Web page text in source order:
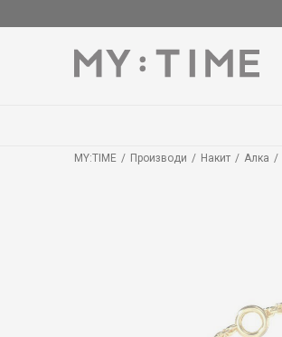
MY:TIME Производи Накит Алка